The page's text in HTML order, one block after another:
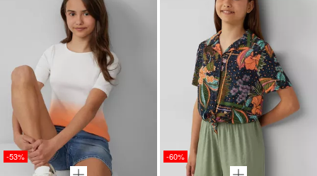
-53% -60%